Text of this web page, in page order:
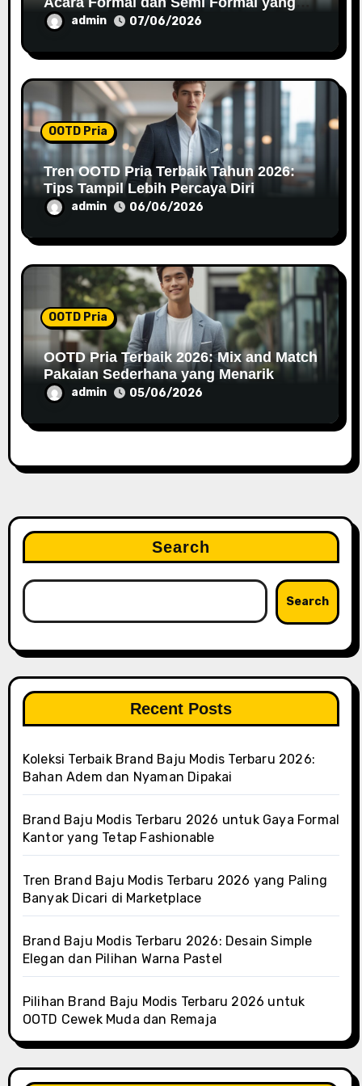
Stylish
admin 07/06/2026
OOTD Pria
Tren OOTD Pria Terbaik Tahun 2026:
Tips Tampil Lebih Percaya Diri
admin 06/06/2026
OOTD Pria
OOTD Pria Terbaik 2026: Mix and Match
Pakaian Sederhana yang Menarik
admin 05/06/2026
Search
Search
Recent Posts
Koleksi Terbaik Brand Baju Modis Terbaru 2026:
Bahan Adem dan Nyaman Dipakai
Brand Baju Modis Terbaru 2026 untuk Gaya Formal
Kantor yang Tetap Fashionable
Tren Brand Baju Modis Terbaru 2026 yang Paling
Banyak Dicari di Marketplace
Brand Baju Modis Terbaru 2026: Desain Simple
Elegan dan Pilihan Warna Pastel
Pilihan Brand Baju Modis Terbaru 2026 untuk
OOTD Cewek Muda dan Remaja